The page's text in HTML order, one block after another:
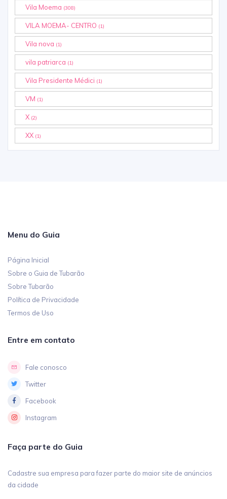
Vila Moema (308)
VILA MOEMA- CENTRO (1)
Vila nova (1)
vila patriarca (1)
Vila Presidente Médici (1)
VM (1)
X (2)
XX (1)
Menu do Guia
Página Inicial
Sobre o Guia de Tubarão
Sobre Tubarão
Política de Privacidade
Termos de Uso
Entre em contato
Fale conosco
Twitter
Facebook
Instagram
Faça parte do Guia
Cadastre sua empresa para fazer parte do maior site de anúncios
da cidade